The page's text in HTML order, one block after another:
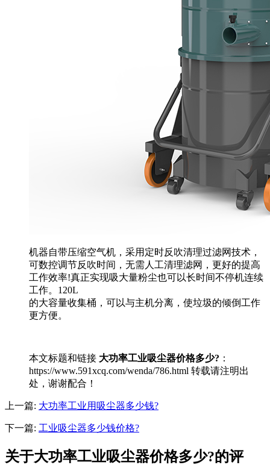
机器自带压缩空气机，采用定时反吹清理过滤网技术，
可数控调节反吹时间，无需人工清理滤网，更好的提高
工作效率!真正实现吸大量粉尘也可以长时间不停机连续
工作。120L
的大容量收集桶，可以与主机分离，使垃圾的倾倒工作
更方便。
本文标题和链接 大功率工业吸尘器价格多少? ：
https://www.591xcq.com/wenda/786.html 转载请注明出
处，谢谢配合！
上一篇: 大功率工业用吸尘器多少钱?
下一篇: 工业吸尘器多少钱价格?
关于大功率工业吸尘器价格多少?的评